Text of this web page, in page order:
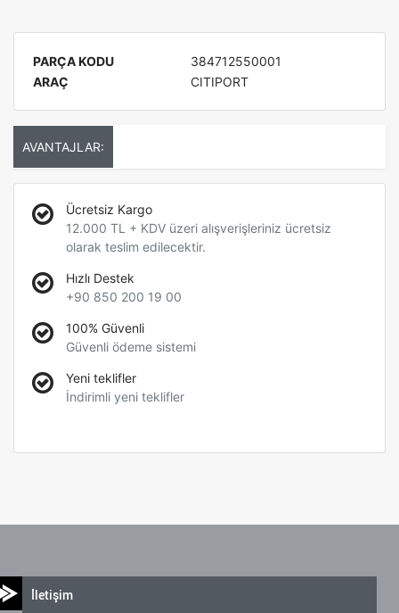
PARÇA KODU
384712550001
ARAÇ
CITIPORT
AVANTAJLAR:
Ücretsiz Kargo
12.000 TL + KDV üzeri alışverişleriniz ücretsiz
olarak teslim edilecektir.
Hızlı Destek
+90 850 200 19 00
100% Güvenli
Güvenli ödeme sistemi
Yeni teklifler
İndirimli yeni teklifler
İletişim